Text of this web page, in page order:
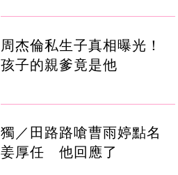
周杰倫私生子真相曝光！
孩子的親爹竟是他
獨／田路路嗆曹雨婷點名
姜厚任 他回應了